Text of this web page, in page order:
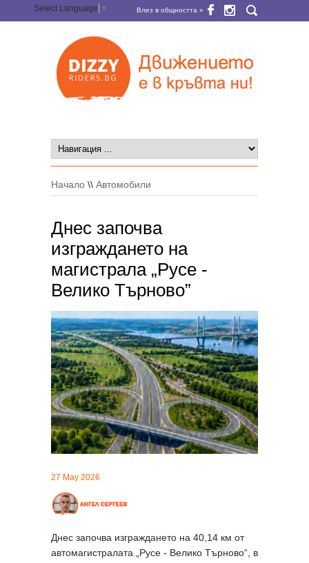
Select Language ▼ Влез в общността »
Начало \\ Автомобили
Днес започва
изграждането на
магистрала „Русе -
Велико Търново”
27 May 2026
Днес започва изграждането на 40,14 км от
автомагистралата „Русе - Велико Търново“, в